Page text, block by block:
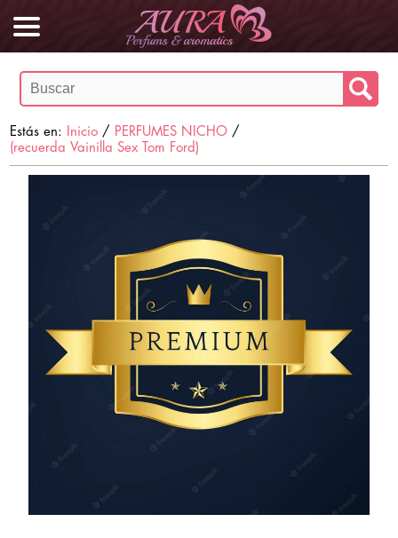
Estás en: Inicio / PERFUMES NICHO /
(recuerda Vainilla Sex Tom Ford)